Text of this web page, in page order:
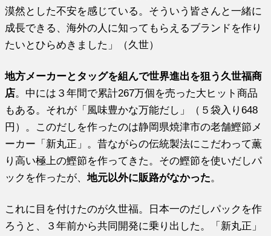
漠然とした不安を感じている。そういう皆さんと一緒に
成長できる、海外の人に知ってもらえるブランドを作り
たいとひらめきました」（久世）
地方メーカーとタッグを組んで世界進出を狙う久世福商
店。中には３年間で累計267万個を売った大ヒット商品
もある。それが「風味豊かな万能だし」（５袋入り648
円）。このだしを作ったのは静岡県焼津市の老舗鰹節メ
ーカー「新丸正」。昔ながらの伝統製法にこだわって薫
り高い極上の鰹節を作ってきた。その鰹節を使いだしパ
ックを作ったが、地元以外に販路がなかった。
これに目を付けたのが久世福。日本一のだしパックを作
ろうと、３年前から共同開発に乗り出した。「新丸正」